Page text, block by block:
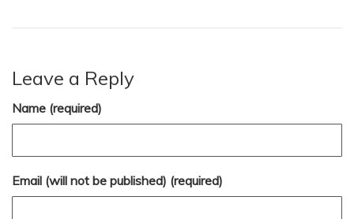
Leave a Reply
Name (required)
Email (will not be published) (required)